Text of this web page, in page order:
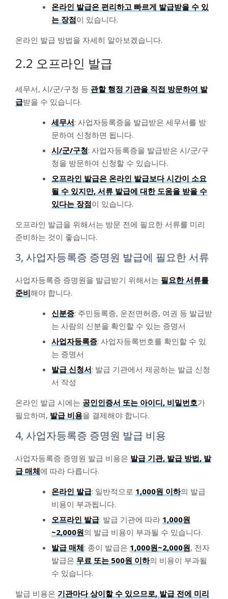
온라인 발급은 편리하고 빠르게 발급받을 수 있
는 장점이 있습니다.
온라인 발급 방법을 자세히 알아보겠습니다.
2.2 오프라인 발급
세무서, 시/군/구청 등 관할 행정 기관을 직접 방문하여 발
급받을 수 있습니다.
세무서: 사업자등록증을 발급받은 세무서를 방
문하여 신청하면 됩니다.
시/군/구청: 사업자등록증을 발급받은 시/군/구
청을 방문하여 신청할 수 있습니다.
오프라인 발급은 온라인 발급보다 시간이 소요
될 수 있지만, 서류 발급에 대한 도움을 받을 수
있다는 장점이 있습니다.
오프라인 발급을 위해서는 방문 전에 필요한 서류를 미리
준비하는 것이 좋습니다.
3, 사업자등록증 증명원 발급에 필요한 서류
사업자등록증 증명원을 발급받기 위해서는 필요한 서류를
준비해야 합니다.
신분증: 주민등록증, 운전면허증, 여권 등 발급받
는 사람의 신분을 확인할 수 있는 증명서
사업자등록증: 사업자등록번호를 확인할 수 있
는 증명서
발급 신청서: 발급 기관에서 제공하는 발급 신청
서 작성
온라인 발급 시에는 공인인증서 또는 아이디, 비밀번호가
필요하며, 발급 비용을 결제해야 합니다.
4, 사업자등록증 증명원 발급 비용
사업자등록증 증명원 발급 비용은 발급 기관, 발급 방법, 발
급 매체에 따라 다릅니다.
온라인 발급: 일반적으로 1,000원 이하의 발급
비용이 부과됩니다.
오프라인 발급: 발급 기관에 따라 1,000원
~2,000원의 발급 비용이 부과될 수 있습니다.
발급 매체: 종이 발급은 1,000원~2,000원, 전자
발급은 무료 또는 500원 이하의 비용이 부과될
수 있습니다.
발급 비용은 기관마다 상이할 수 있으므로, 발급 전에 미리